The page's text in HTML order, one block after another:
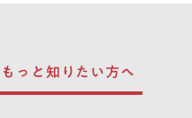
もっと知りたい方へ